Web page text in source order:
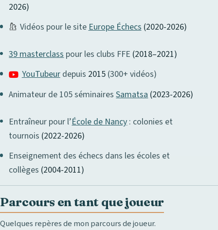
2026)
Vidéos pour le siteEurope Échecs (2020-2026)
39 masterclass pour les clubs FFE (2018–2021)
YouTubeurdepuis 2015(300+ vidéos)
Animateur de 105 séminairesSamatsa(2023-2026)
Entraîneur pour l’École de Nancy : colonies et
tournois (2022-2026)
Enseignement des échecs dans les écoles et
collèges (2004-2011)
Parcours en tant que joueur
Quelques repères de mon parcours de joueur.